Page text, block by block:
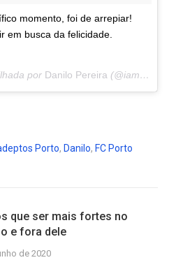
momento, foi de arrepiar!
em busca da felicidade.
por Danilo Pereira (@iamdanilopereira) em
Porto, Danilo, FC Porto
que ser mais fortes no
e fora dele
de 2020